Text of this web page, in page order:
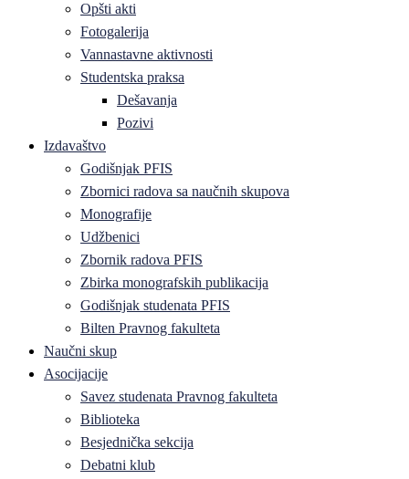
Opšti akti
Fotogalerija
Vannastavne aktivnosti
Studentska praksa
Dešavanja
Pozivi
Izdavaštvo
Godišnjak PFIS
Zbornici radova sa naučnih skupova
Monografije
Udžbenici
Zbornik radova PFIS
Zbirka monografskih publikacija
Godišnjak studenata PFIS
Bilten Pravnog fakulteta
Naučni skup
Asocijacije
Savez studenata Pravnog fakulteta
Biblioteka
Besjednička sekcija
Debatni klub